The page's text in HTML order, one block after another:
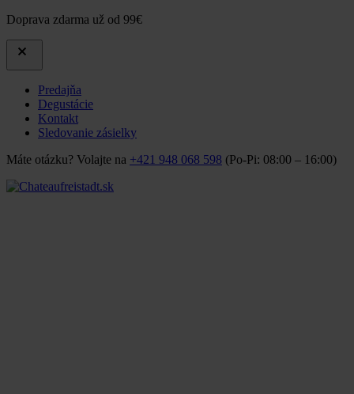
Doprava zdarma už od 99€
Predajňa
Degustácie
Kontakt
Sledovanie zásielky
Máte otázku? Volajte na +421 948 068 598 (Po-Pi: 08:00 – 16:00)